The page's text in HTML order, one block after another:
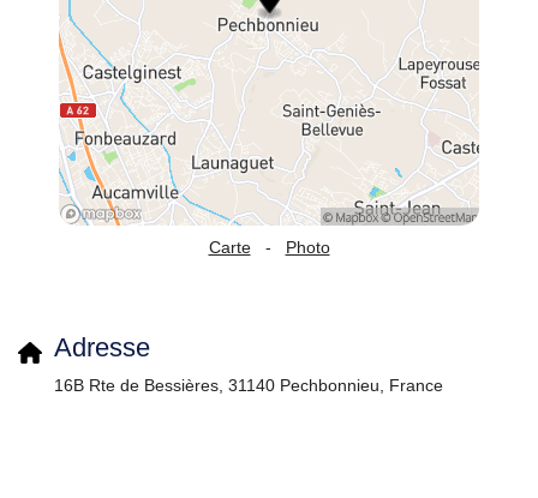
Carte - Photo
Adresse
16B Rte de Bessières, 31140 Pechbonnieu, France